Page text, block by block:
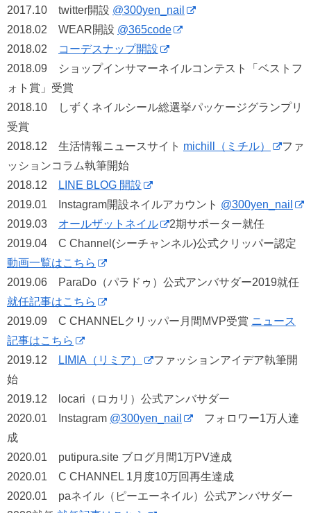
2017.10 twitter開設 @300yen_nail
2018.02 WEAR開設 @365code
2018.02
コーデスナップ開設
2018.09 ショップインサマーネイルコンテスト「ベストフ
ォト賞」受賞
2018.10 しずくネイルシール総選挙パッケージグランプリ
受賞
2018.12 生活情報ニュースサイト michill（ミチル）
ファ
ッションコラム執筆開始
2018.12
LINE BLOG 開設
2019.01 Instagram開設ネイルアカウント @300yen_nail
2019.03 オールザットネイル
2期サポーター就任
2019.04 C Channel(シーチャンネル)公式クリッパー認定
動画一覧はこちら
2019.06 ParaDo（パラドゥ）公式アンバサダー2019就任
就任記事はこちら
2019.09 C CHANNELクリッパー月間MVP受賞 ニュース
記事はこちら
2019.12
LIMIA（リミア）
ファッションアイデア執筆開
始
2019.12 locari（ロカリ）公式アンバサダー
2020.01 Instagram @300yen_nail
フォロワー1万人達
成
2020.01 putipura.site ブログ月間1万PV達成
2020.01 C CHANNEL 1月度10万回再生達成
2020.01 paネイル（ピーエーネイル）公式アンバサダー